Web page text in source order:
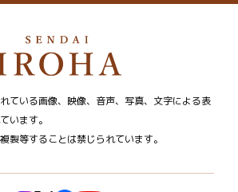
ている画像、映像、音声、写真、文字による表
います。
製等することは禁じられています。